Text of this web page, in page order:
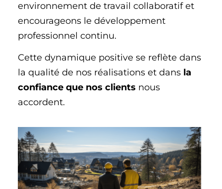
environnement de travail collaboratif et
encourageons le développement
professionnel continu.
Cette dynamique positive se reflète dans
la qualité de nos réalisations et dans la
confiance que nos clients nous
accordent.